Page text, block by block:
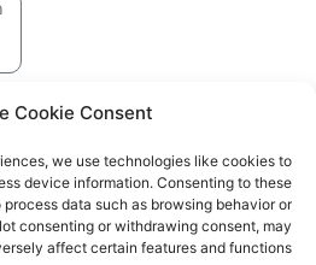
Cookie Consent
we use technologies like cookies to
device information. Consenting to these
data such as browsing behavior or
consenting or withdrawing consent, may
affect certain features and functions.
האתר עוצב ונבנה ע"י
כל הזכויות שמורות ליובל